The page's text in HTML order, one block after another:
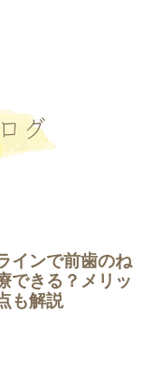
小児歯科
グ
インで前歯のね
できる？メリッ
も解説